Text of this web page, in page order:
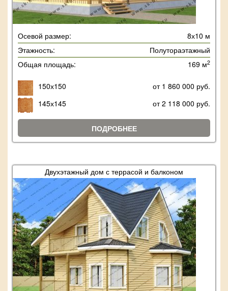
Осевой размер:
8х10 м
Этажность:
Полутораэтажный
Общая площадь:
169 м2
150х150
от 1 860 000 руб.
145х145
от 2 118 000 руб.
ПОДРОБНЕЕ
Двухэтажный дом с террасой и балконом